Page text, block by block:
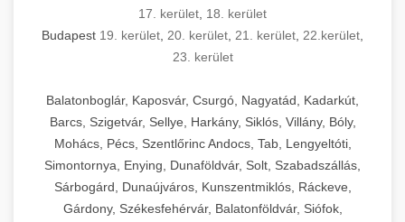
17. kerület 18. kerület
Budapest 19. kerület 20. kerület 21. kerület 22.kerület
23. kerület
Balatonboglár, Kaposvár, Csurgó, Nagyatád, Kadarkút,
Barcs, Szigetvár, Sellye, Harkány, Siklós, Villány, Bóly,
Mohács, Pécs, Szentlőrinc Andocs, Tab, Lengyeltóti,
Simontornya, Enying, Dunaföldvár, Solt, Szabadszállás,
Sárbogárd, Dunaújváros, Kunszentmiklós, Ráckeve,
Gárdony, Székesfehérvár, Balatonföldvár, Siófok,